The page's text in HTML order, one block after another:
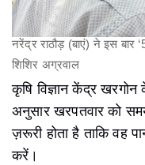
नरेंद्र राठौड़ (बाएं) ने इस बार
शिशिर अग्रवाल
कृषि विज्ञान केंद्र खरगोन
अनुसार खरपतवार को
ज़रूरी होता है ताकि वह
करें।